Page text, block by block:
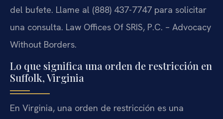
del bufete. Llame al (888) 437-7747 para solicitar
una consulta. Law Offices Of SRIS, P.C. – Advocacy
Without Borders.
Lo que significa una orden de restricción en
Suffolk, Virginia
En Virginia, una orden de restricción es una